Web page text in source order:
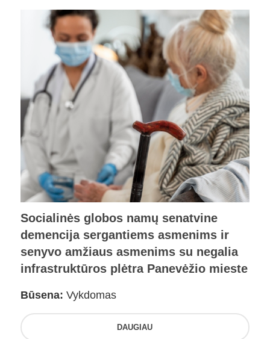
Socialinės globos namų senatvine
demencija sergantiems asmenims ir
senyvo amžiaus asmenims su negalia
infrastruktūros plėtra Panevėžio mieste
Būsena: Vykdomas
DAUGIAU